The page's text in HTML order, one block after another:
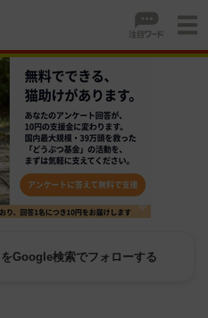
Google検索でフォローする